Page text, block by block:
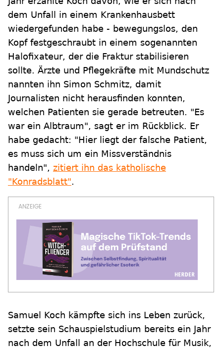
dem Unfall in einem Krankenhausbett
wiedergefunden habe - bewegungslos, den
Kopf festgeschraubt in einem sogenannten
Halofixateur, der die Fraktur stabilisieren
sollte. Ärzte und Pflegekräfte mit Mundschutz
nannten ihn Simon Schmitz, damit
Journalisten nicht herausfinden konnten,
welchen Patienten sie gerade betreuten. "Es
war ein Albtraum", sagt er im Rückblick. Er
habe gedacht: "Hier liegt der falsche Patient,
es muss sich um ein Missverständnis
handeln", zitiert ihn das katholische
"Konradsblatt".
Samuel Koch kämpfte sich ins Leben zurück,
setzte sein Schauspielstudium bereits ein Jahr
nach dem Unfall an der Hochschule für Musik,